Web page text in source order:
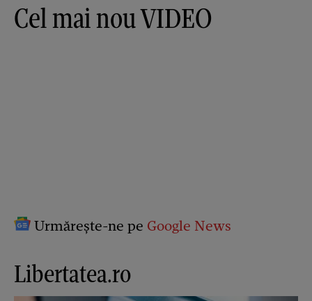
Cel mai nou VIDEO
Urmărește-ne pe Google News
Libertatea.ro